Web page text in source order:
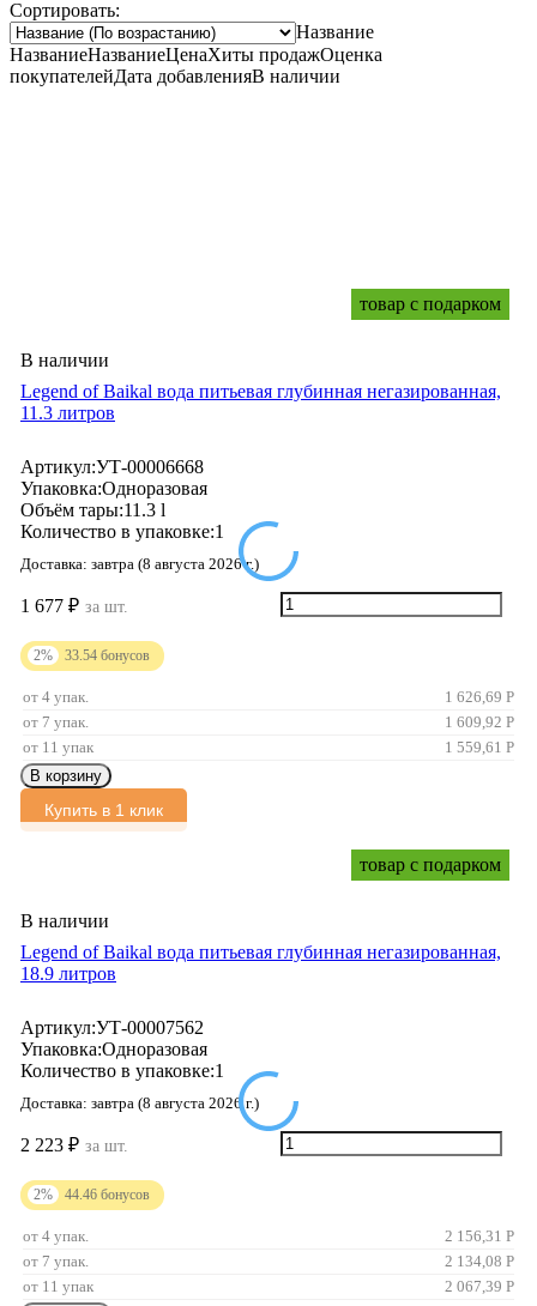
Сортировать:
Название
НазваниеНазваниеЦенаХиты продажОценка
покупателейДата добавленияВ наличии
товар с подарком
В наличии
Legend of Baikal вода питьевая глубинная негазированная,
11.3 литров
Артикул:УТ-00006668
Упаковка:Одноразовая
Объём тары:11.3 l
Количество в упаковке:1
Доставка: завтра (8 августа 2026 г.)
1 677 ₽ за шт.
2% 33.54 бонусов
от 4 упак. 1 626,69 Р
от 7 упак.
1 609,92 Р
от 11 упак
1 559,61 Р
В корзину
Купить в 1 клик
товар с подарком
В наличии
Legend of Baikal вода питьевая глубинная негазированная,
18.9 литров
Артикул:УТ-00007562
Упаковка:Одноразовая
Количество в упаковке:1
Доставка: завтра (8 августа 2026 г.)
2 223 ₽ за шт.
2% 44.46 бонусов
от 4 упак. 2 156,31 Р
от 7 упак.
2 134,08 Р
от 11 упак
2 067,39 Р